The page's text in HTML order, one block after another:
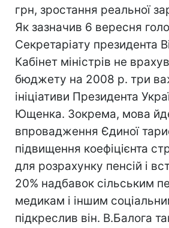
грн, зростання реальної
Як зазначив 6 вересня
Секретаріату президента
Кабінет міністрів не
бюджету на 2008 р. три
ініціативи Президента
Ющенка. Зокрема, мова
впровадження Єдиної
підвищення коефіцієнта
для розрахунку пенсій і
20% надбавок сільським
медикам і іншим
підкреслив він. В.Балога